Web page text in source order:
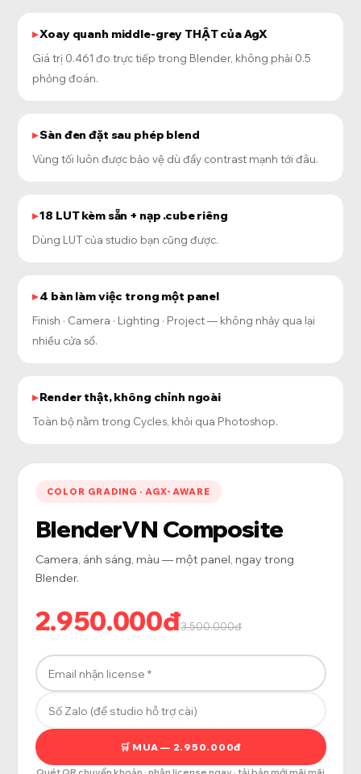
Xoay quanh middle-grey THẬT của AgX
Giá trị 0.461 đo trực tiếp trong Blender, không phải 0.5
phỏng đoán.
Sàn đen đặt sau phép blend
Vùng tối luôn được bảo vệ dù đẩy contrast mạnh tới đâu.
18 LUT kèm sẵn + nạp .cube riêng
Dùng LUT của studio bạn cũng được.
4 bàn làm việc trong một panel
Finish · Camera · Lighting · Project — không nhảy qua lại
nhiều cửa sổ.
Render thật, không chỉnh ngoài
Toàn bộ nằm trong Cycles, khỏi qua Photoshop.
COLOR GRADING · AGX-AWARE
BlenderVN Composite
Camera, ánh sáng, màu — một panel, ngay trong
Blender.
2.950.000đ3.500.000đ
🛒 MUA — 2.950.000đ